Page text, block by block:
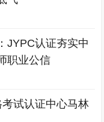
JYPC认证夯实中
职业公信
试认证中心马林